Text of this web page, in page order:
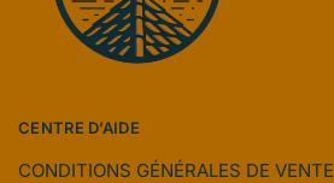
CENTRE D’AIDE
CONDITIONS GÉNÉRALES DE VENTE